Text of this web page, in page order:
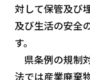
対して保管及び
及び生活の安全
す。
県条例の規制
法では産業廃棄